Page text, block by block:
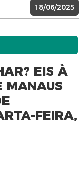
18/06/2025
EIS À
MANAUS
FEIRA,